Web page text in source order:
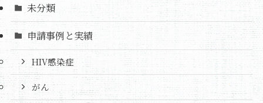
未分類
申請事例と実績
HIV感染症
がん